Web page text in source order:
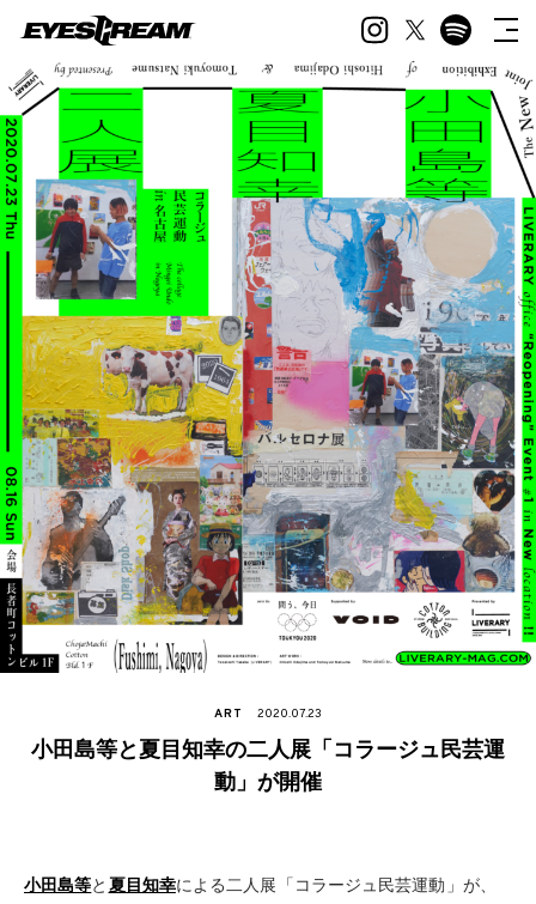
ART 2020.07.23
小田島等と夏目知幸の二人展「コラージュ民芸運
動」が開催
小田島等と 夏目知幸による二人展「コラージュ民芸運動」が、